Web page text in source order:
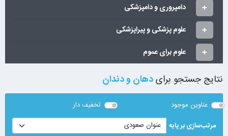
دامپروری و دامپزشکی
علوم پزشکی و پیراپزشکی
علوم برای عموم
نتایج جستجو برایدهان و دندان
عناوین موجود
تخفیف دار
مرتب‌سازی بر پایه